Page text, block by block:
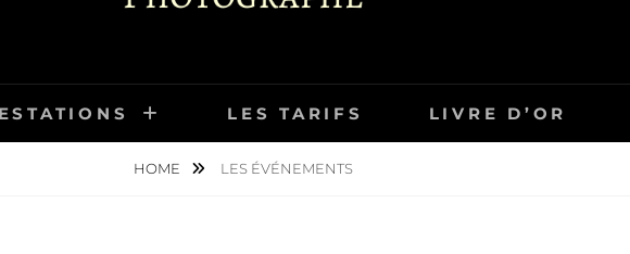
LES TARIFS LIVRE D’OR
HOME LES ÉVÉNEMENTS